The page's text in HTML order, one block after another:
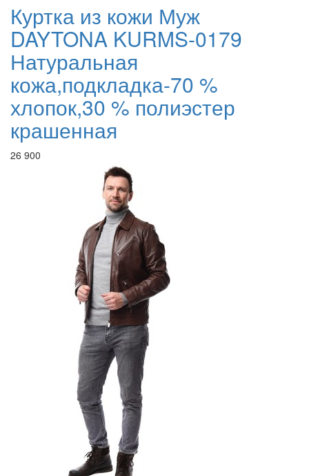
Куртка из кожи Муж
DAYTONA KURMS-0179
Натуральная
кожа,подкладка-70 %
хлопок,30 % полиэстер
крашенная
26 900